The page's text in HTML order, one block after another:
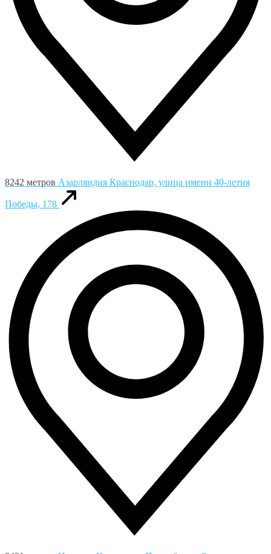
8242 метров Азарляндия Краснодар, улица имени 40-летия
Победы, 178